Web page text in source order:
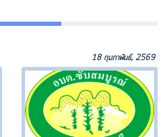
18 กุมภาพันธ์, 2569